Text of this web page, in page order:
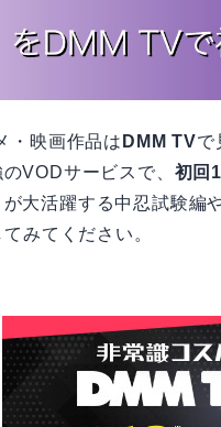
・映画作品は DMM TVで
VODサービスで、 初回
大活躍する中忍試験編
みてください。